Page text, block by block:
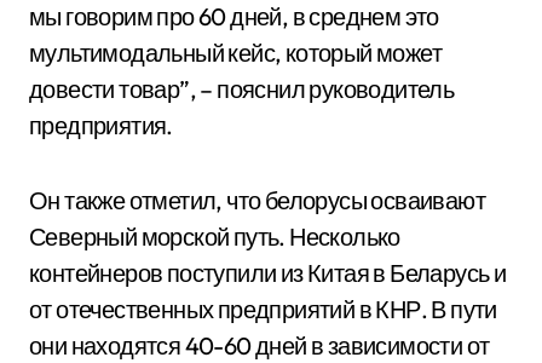
мы говорим про 60 дней, в среднем это
мультимодальный кейс, который может
довести товар”, – пояснил руководитель
предприятия.
Он также отметил, что белорусы осваивают
Северный морской путь. Несколько
контейнеров поступили из Китая в Беларусь и
от отечественных предприятий в КНР. В пути
они находятся 40-60 дней в зависимости от